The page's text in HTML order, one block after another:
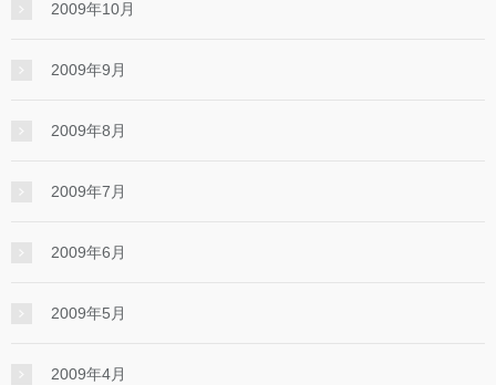
2009年10月
2009年9月
2009年8月
2009年7月
2009年6月
2009年5月
2009年4月